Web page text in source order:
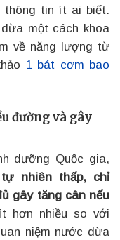
thông tin ít ai biết.
một cách khoa
về năng lượng từ
1 bát cơm bao
đường và gây
dưỡng Quốc gia,
nhiên thấp, chỉ
gây tăng cân nếu
hơn nhiều so với
niệm nước dừa